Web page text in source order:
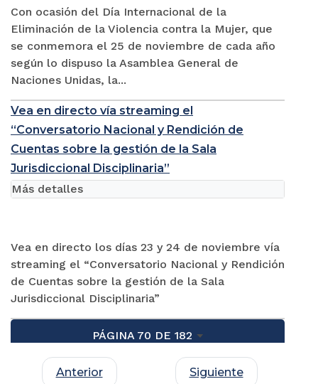
Con ocasión del Día Internacional de la
Eliminación de la Violencia contra la Mujer, que
se conmemora el 25 de noviembre de cada año
según lo dispuso la Asamblea General de
Naciones Unidas, la...
Vea en directo vía streaming el
“Conversatorio Nacional y Rendición de
Cuentas sobre la gestión de la Sala
Jurisdiccional Disciplinaria”
Vea en directo los días 23 y 24 de noviembre vía
streaming el “Conversatorio Nacional y Rendición
de Cuentas sobre la gestión de la Sala
Jurisdiccional Disciplinaria”
Más detalles
PÁGINA 70 DE 182
Anterior Siguiente